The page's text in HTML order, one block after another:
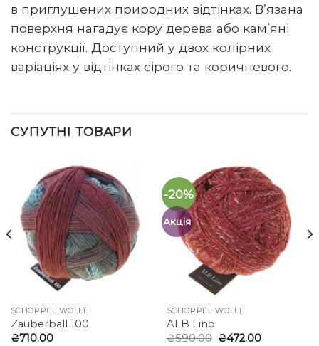
в приглушених природних відтінках. В’язана
поверхня нагадує кору дерева або кам’яні
конструкції. Доступний у двох колірних
варіаціях у відтінках сірого та коричневого.
СУПУТНІ ТОВАРИ
SCHOPPEL WOLLE
Zauberball 100
₴710.00
-20%
Акція
SCHOPPEL WOLLE
ALB Lino
₴590.00 Оригінальна
₴472.00Поточна